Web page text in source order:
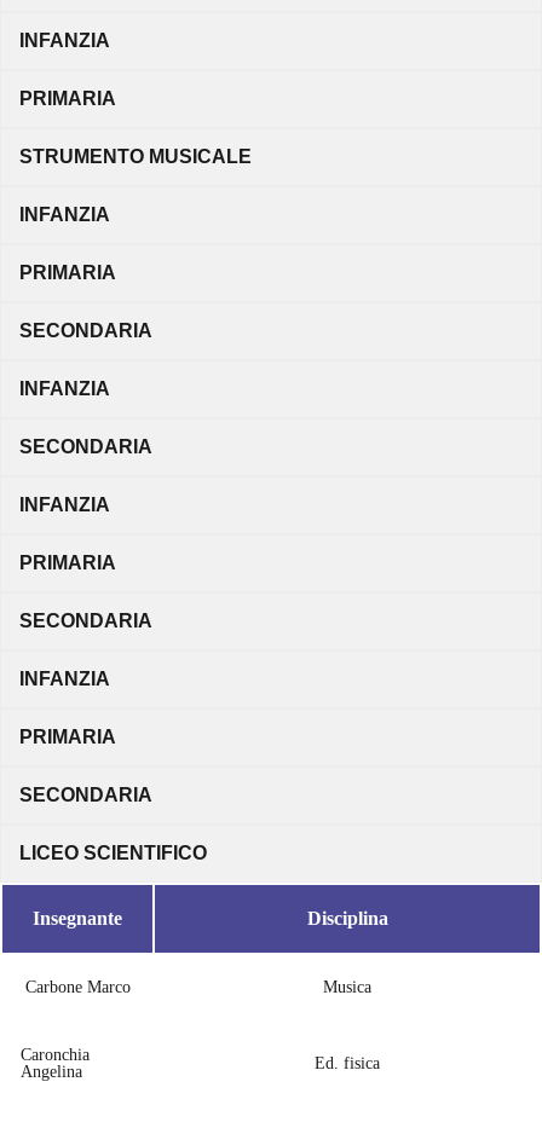
INFANZIA
PRIMARIA
STRUMENTO MUSICALE
INFANZIA
PRIMARIA
SECONDARIA
INFANZIA
SECONDARIA
INFANZIA
PRIMARIA
SECONDARIA
INFANZIA
PRIMARIA
SECONDARIA
LICEO SCIENTIFICO
Insegnante Disciplina
Carbone Marco Musica
Caronchia
Angelina
Ed. fisica